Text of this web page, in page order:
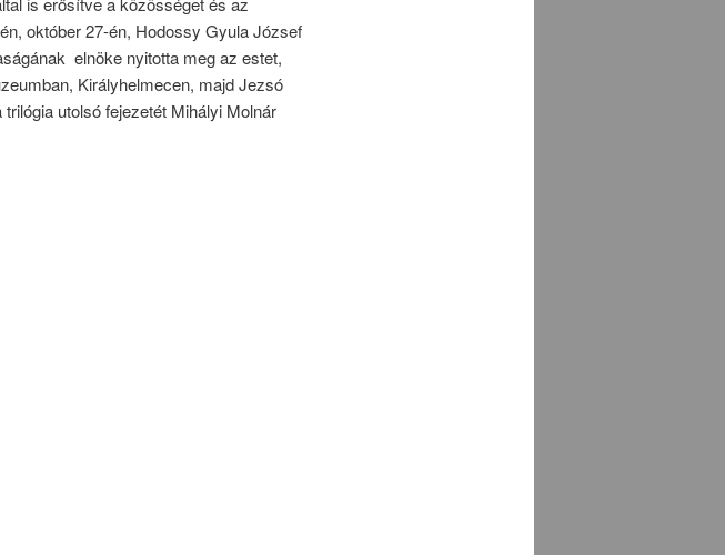
október 27-én, Hodossy Gyula József
elnöke nyitotta meg az estet,
Királyhelmecen, majd Jezsó
utolsó fejezetét Mihályi Molnár